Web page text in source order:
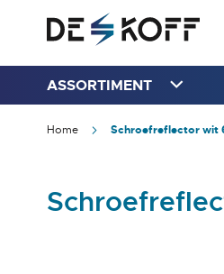
ASSORTIMENT
Home Schroefreflector wit